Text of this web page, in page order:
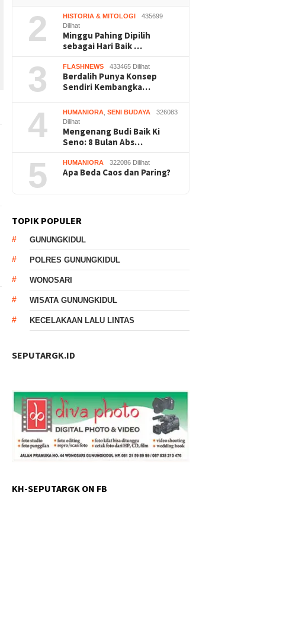
2 HISTORIA & MITOLOGI
435699
Dilihat
Minggu Pahing Dipilih
sebagai Hari Baik …
3 FLASHNEWS 433465 Dilihat
Berdalih Punya Konsep
Sendiri Kembangka…
4 HUMANIORA ,SENI BUDAYA
326083
Dilihat
Mengenang Budi Baik Ki
Seno: 8 Bulan Abs…
5 HUMANIORA 322086 Dilihat
Apa Beda Caos dan Paring?
TOPIK POPULER
GUNUNGKIDUL
POLRES GUNUNGKIDUL
WONOSARI
WISATA GUNUNGKIDUL
KECELAKAAN LALU LINTAS
SEPUTARGK.ID
KH-SEPUTARGK ON FB